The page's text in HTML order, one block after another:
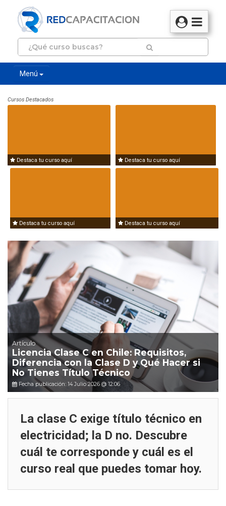
Menú
Cursos Destacados
Destaca tu curso aquí Destaca tu curso aquí
Destaca tu curso aquí Destaca tu curso aquí
Artículo
Licencia Clase C en Chile: Requisitos,
Diferencia con la Clase D y Qué Hacer si
No Tienes Título Técnico
Fecha publicación: 14 Julio 2026 @ 12:06
La clase C exige título técnico en
electricidad; la D no. Descubre
cuál te corresponde y cuál es el
curso real que puedes tomar hoy.